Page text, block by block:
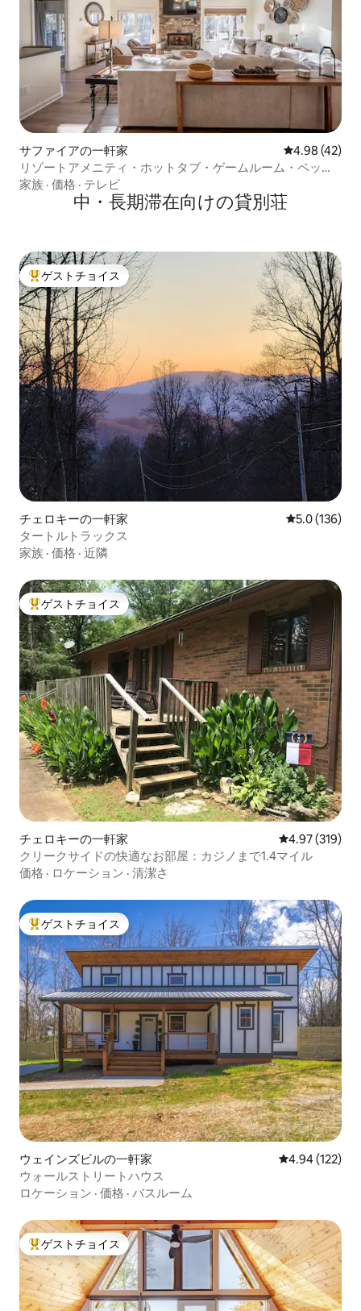
サファイアの一軒家 レビュー42
4.98 (42)
リゾートアメニティ・ホットタブ・ゲームルーム・ペット
OK
家族 · 価格 · テレビ
中・長期滞在向けの貸別荘
大好評のゲストチョイスです。
ゲストチョイス
チェロキーの一軒家 レビュー136
5.0 (136)
タートルトラックス
家族 · 価格 · 近隣
大好評のゲストチョイスです。
ゲストチョイス
チェロキーの一軒家 レビュー319
4.97 (319)
クリークサイドの快適なお部屋：カジノまで1.4マイル
価格 · ロケーション · 清潔さ
大好評のゲストチョイスです。
ゲストチョイス
ウェインズビルの一軒家 レビュー122
4.94 (122)
ウォールストリートハウス
ロケーション · 価格 · バスルーム
大好評のゲストチョイスです。
ゲストチョイス